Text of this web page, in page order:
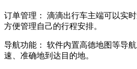
订单管理： 滴滴出行车主端可以实
方便管理自己的行程安排。
导航功能： 软件内置高德地图等导
速、准确地到达目的地。